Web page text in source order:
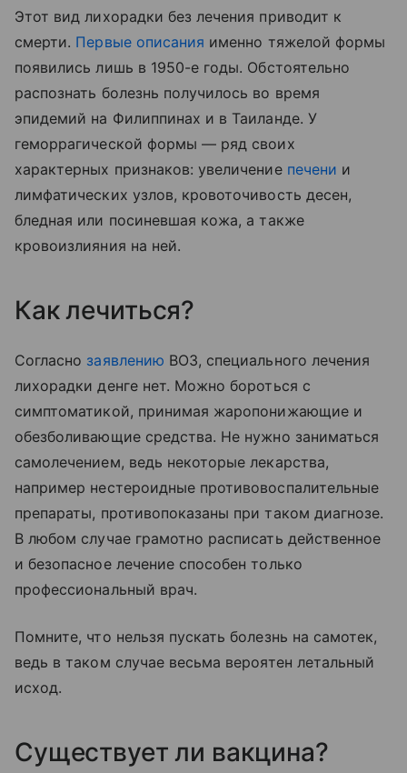
Этот вид лихорадки без лечения приводит к
смерти. Первые описания именно тяжелой формы
появились лишь в 1950-е годы. Обстоятельно
распознать болезнь получилось во время
эпидемий на Филиппинах и в Таиланде. У
геморрагической формы — ряд своих
характерных признаков: увеличение печени и
лимфатических узлов, кровоточивость десен,
бледная или посиневшая кожа, а также
кровоизлияния на ней.
Как лечиться?
Согласно заявлению ВОЗ, специального лечения
лихорадки денге нет. Можно бороться с
симптоматикой, принимая жаропонижающие и
обезболивающие средства. Не нужно заниматься
самолечением, ведь некоторые лекарства,
например нестероидные противовоспалительные
препараты, противопоказаны при таком диагнозе.
В любом случае грамотно расписать действенное
и безопасное лечение способен только
профессиональный врач.
Помните, что нельзя пускать болезнь на самотек,
ведь в таком случае весьма вероятен летальный
исход.
Существует ли вакцина?